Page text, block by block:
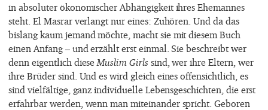
in absoluter ökonomischer Abhängigkeit ihres Ehemannes
steht. El Masrar verlangt nur eines: Zuhören. Und da das
bislang kaum jemand möchte, macht sie mit diesem Buch
einen Anfang – und erzählt erst einmal. Sie beschreibt wer
denn eigentlich diese Muslim Girls sind, wer ihre Eltern, wer
ihre Brüder sind. Und es wird gleich eines offensichtlich, es
sind vielfältige, ganz individuelle Lebensgeschichten, die erst
erfahrbar werden, wenn man miteinander spricht. Geboren